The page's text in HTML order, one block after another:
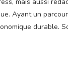
Ayant un
durable.